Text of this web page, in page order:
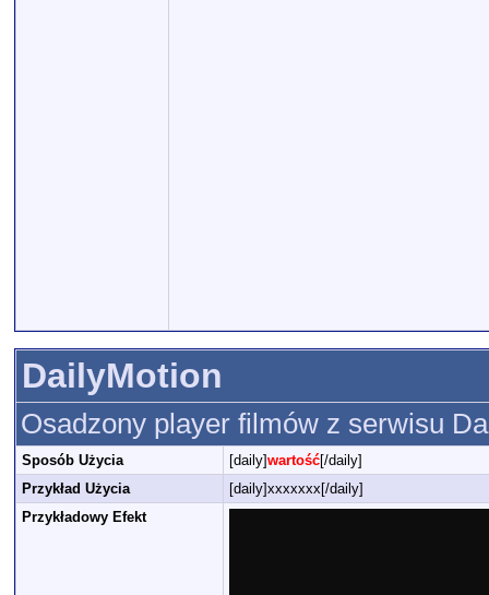
DailyMotion
Osadzony player filmów z serwisu
Sposób Użycia [daily]wartość[/daily]
Przykład Użycia
[daily]xxxxxxx[/daily]
Przykładowy Efekt